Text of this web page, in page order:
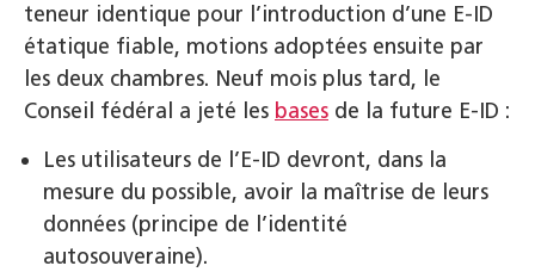
teneur identique pour l’introduction d’une E-ID
étatique fiable, motions adoptées ensuite par
les deux chambres. Neuf mois plus tard, le
Conseil fédéral a jeté les bases de la future E‑ID :
Les utilisateurs de l’E‑ID devront, dans la
mesure du possible, avoir la maîtrise de leurs
données (principe de l’identité
autosouveraine).